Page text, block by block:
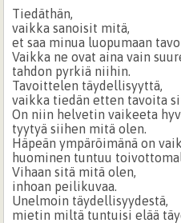
Tiedäthän,
vaikka sanoisit mitä,
et saa minua luopumaan
Vaikka ne ovat aina vain
tahdon pyrkiä niihin.
Tavoittelen täydellisyyttä,
vaikka tiedän etten tavoita
On niin helvetin vaikeeta
tyytyä siihen mitä olen.
Häpeän ympäröimänä on
huominen tuntuu
Vihaan sitä mitä olen,
inhoan peilikuvaa.
Unelmoin täydellisyydestä,
mietin miltä tuntuisi elää